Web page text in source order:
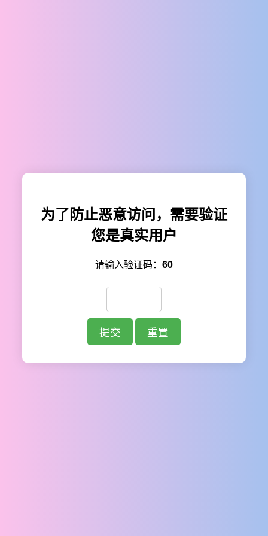
为了防止恶意访问，需要验证
您是真实用户
请输入验证码： 60
提交 重置